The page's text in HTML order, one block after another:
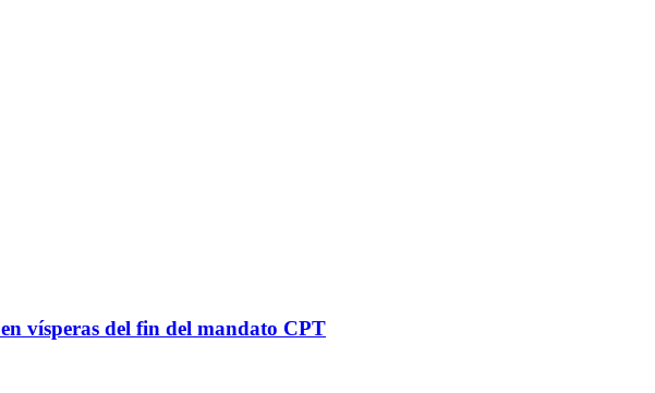
vísperas del fin del mandato CPT